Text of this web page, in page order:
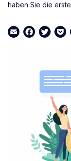
haben Sie die
EmailFacebook
Twitter